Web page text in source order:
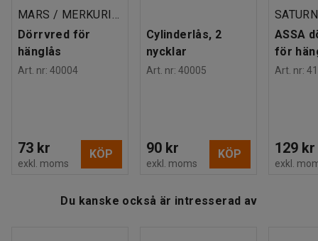
Höjd: 1740 mm
Bredd: 800 mm
Djup: 550
Dörrtyp: Dubbelplåt
Tak: Plant
Färg dörr :
Svart
Material stomme: Stålplåt
Dörrvred för
hänglås
Art. nr: 40004
73 kr
exkl. moms
KÖP
Cylinderlås, 2
nycklar
Art. nr: 40005
90 kr
exkl. moms
KÖP
ASSA
för
Art. nr:
129 kr
exkl.
Du kanske också är intresserad av